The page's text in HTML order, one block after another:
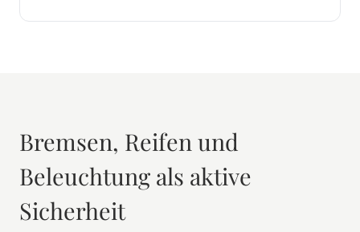
Bremsen, Reifen und
Beleuchtung als aktive
Sicherheit